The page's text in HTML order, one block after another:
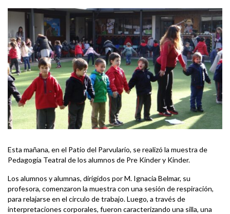
Esta mañana, en el Patio del Parvulario, se realizó la muestra de
Pedagogía Teatral de los alumnos de Pre Kinder y Kinder.
Los alumnos y alumnas, dirigidos por M. Ignacia Belmar, su
profesora, comenzaron la muestra con una sesión de respiración,
para relajarse en el circulo de trabajo. Luego, a través de
interpretaciones corporales, fueron caracterizando una silla, una